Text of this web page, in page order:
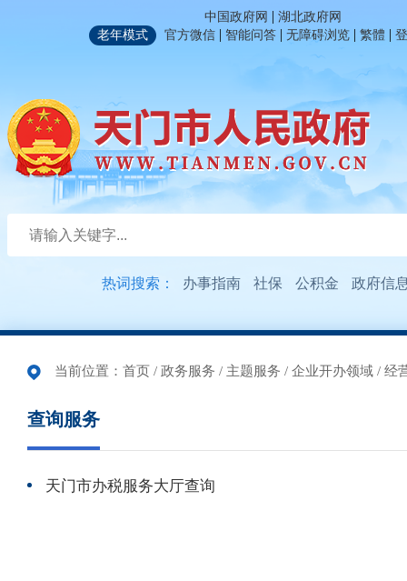
中国政府网 | 湖北政府网
老年模式
官方微信 | 智能问答 | 无障碍浏览 | 繁體 |
热词搜索： 办事指南 社保 公积金 政府信
当前位置： 首页 / 政务服务 / 主题服务 / 企业开办领域 / 经
查询服务
天门市办税服务大厅查询